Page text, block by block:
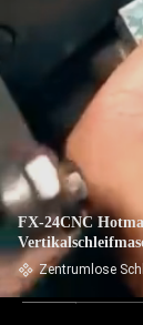
FX-24CNC
Schleifmaschine
Zentrumlose